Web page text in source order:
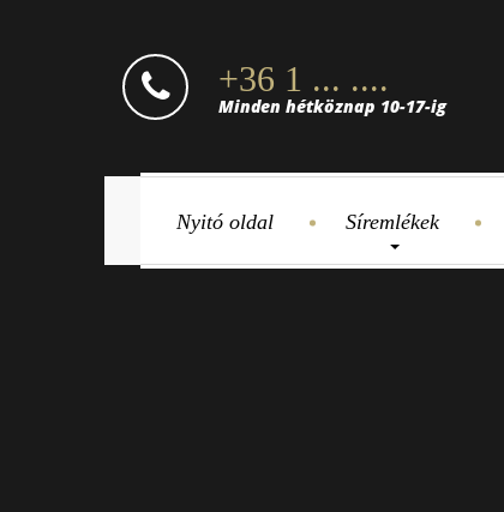
+36 1 ... ....
Minden hétköznap 10-17-ig
Nyitó oldal Síremlékek